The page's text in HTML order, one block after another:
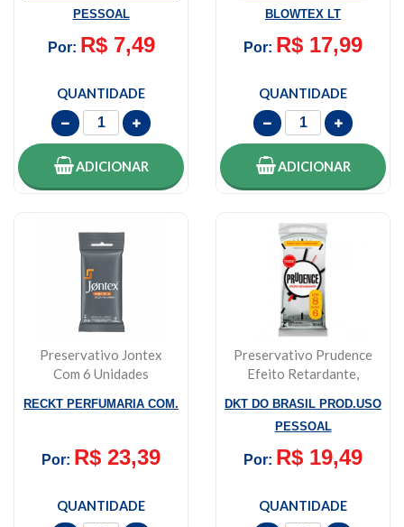
PESSOAL
Por: R$ 7,49
QUANTIDADE
ADICIONAR
BLOWTEX LT
Por: R$ 17,99
QUANTIDADE
ADICIONAR
Preservativo Jontex
Com 6 Unidades
RECKT PERFUMARIA COM.
Por: R$ 23,39
QUANTIDADE
Preservativo Prudence
Efeito Retardante,
DKT DO BRASIL PROD.USO
PESSOAL
Por: R$ 19,49
QUANTIDADE